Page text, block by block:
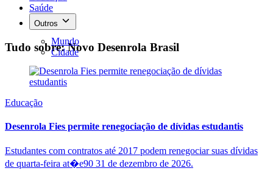
Saúde
Outros
Mundo
Cidade
Tudo sobre: Novo Desenrola Brasil
Educação
Desenrola Fies permite renegociação de dívidas estudantis
Estudantes com contratos até 2017 podem renegociar suas dívidas
de quarta-feira at�e90 31 de dezembro de 2026.